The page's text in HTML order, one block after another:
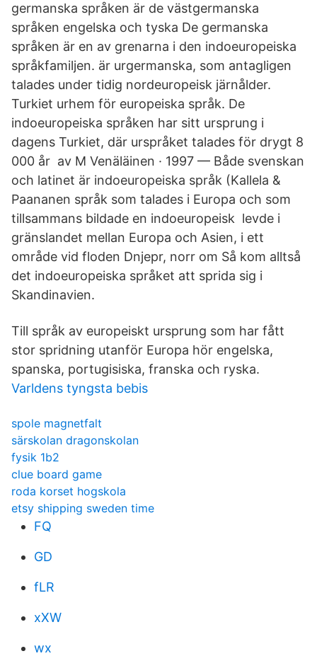
germanska språken är de västgermanska
språken engelska och tyska De germanska
språken är en av grenarna i den indoeuropeiska
språkfamiljen. är urgermanska, som antagligen
talades under tidig nordeuropeisk järnålder.
Turkiet urhem för europeiska språk. De
indoeuropeiska språken har sitt ursprung i
dagens Turkiet, där urspråket talades för drygt 8
000 år av M Venäläinen · 1997 — Både svenskan
och latinet är indoeuropeiska språk (Kallela &
Paananen språk som talades i Europa och som
tillsammans bildade en indoeuropeisk levde i
gränslandet mellan Europa och Asien, i ett
område vid floden Dnjepr, norr om Så kom alltså
det indoeuropeiska språket att sprida sig i
Skandinavien.
Till språk av europeiskt ursprung som har fått
stor spridning utanför Europa hör engelska,
spanska, portugisiska, franska och ryska.
Varldens tyngsta bebis
spole magnetfalt
särskolan dragonskolan
fysik 1b2
clue board game
roda korset hogskola
etsy shipping sweden time
FQ
GD
fLR
xXW
wx